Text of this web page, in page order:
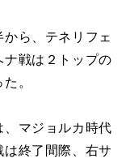
ら、テネリフェ
戦は２トップの
。
マジョルカ時代
終了間際、右サ